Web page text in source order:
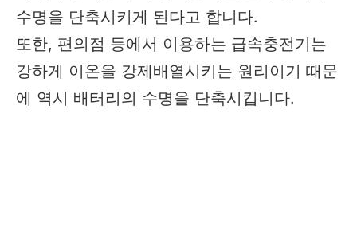
수명을 단축시키게 된다고 합니다.
또한, 편의점 등에서 이용하는 급속충전기는
강하게 이온을 강제배열시키는 원리이기 때문
에 역시 배터리의 수명을 단축시킵니다.